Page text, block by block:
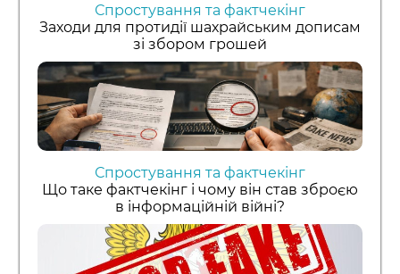
Спростування та фактчекінг
Заходи для протидії шахрайським дописам
зі збором грошей
Спростування та фактчекінг
Що таке фактчекінг і чому він став зброєю
в інформаційній війні?